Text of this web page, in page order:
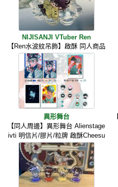
NIJISANJI VTuber Ren
【Ren水波紋吊飾】啟酥 同人商品
異形舞台
【同人周邊】異形舞台 Alienstage
ivti 明信片/膠片/粒牌 啟酥Cheesu